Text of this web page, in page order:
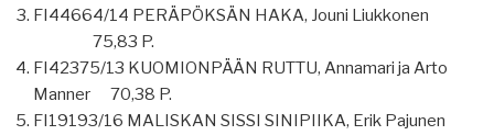
FI44664/14 PERÄPÖKSÄN HAKA, Jouni Liukkonen
75,83 P.
FI42375/13 KUOMIONPÄÄN RUTTU, Annamari ja Arto
Manner 70,38 P.
FI19193/16 MALISKAN SISSI SINIPIIKA, Erik Pajunen